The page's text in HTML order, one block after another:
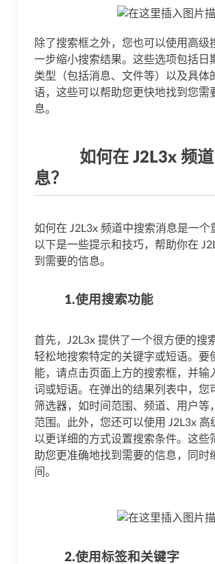
除了搜索框之外，您也可以使用高级
一步缩小搜索结果。这些选项包括日
类型（包括消息、文件等）以及具体
语，这些可以帮助您更快地找到您需
息。
如何在 J2L3x 频道
息？
如何在 J2L3x 频道中搜索消息是一个
以下是一些提示和技巧，帮助你在
到需要的信息。
1.使用搜索功能
首先，J2L3x 提供了一个很方便的搜
轻松地搜索特定的关键字或短语。要
能，请点击页面上方的搜索框，并输
词或短语。在弹出的结果列表中，您
筛选器，如时间范围、频道、用户等
范围。此外，您还可以使用 J2L3x 高
以更详细的方式设置搜索条件。这些
助您更准确地找到需要的信息，同时
间。
2.使用标签和关键字